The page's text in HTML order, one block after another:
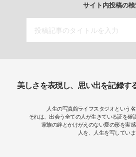
サイト内投稿の
美しさを表現し、思い出を記録す
人生の写真館ライフスタジオという名
それは、出会う全ての人が生きている証を確
家族の絆とかけがえのない愛の形を実感
人を、人生を写していま